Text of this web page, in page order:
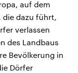
auf dem
die dazu führt,
verlassen
des Landbaus
Bevölkerung in
Dörfer